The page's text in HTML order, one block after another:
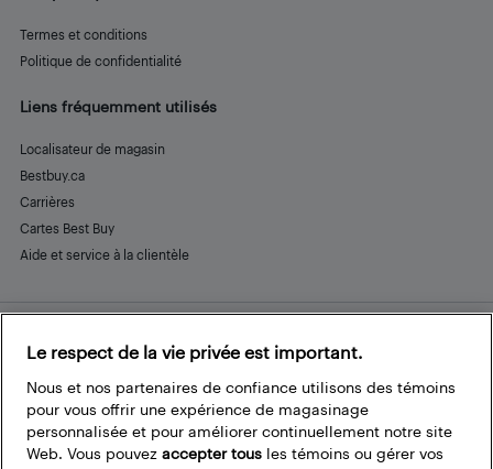
Termes et conditions
Politique de confidentialité
Liens fréquemment utilisés
Localisateur de magasin
Bestbuy.ca
Carrières
Cartes Best Buy
Aide et service à la clientèle
Restez connecté
FacebookInstagram
PinterestLinkedInYouTube
Le respect de la vie privée est important.
Nous et nos partenaires de confiance utilisons des témoins
pour vous offrir une expérience de magasinage
personnalisée et pour améliorer continuellement notre site
Web. Vous pouvez accepter tous les témoins ou gérer vos